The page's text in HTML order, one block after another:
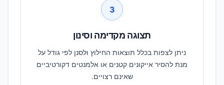
3
תצוגה מקדימה וסינון
ניתן לצפות בכלל תוצאות החילוץ ולסנן לפי גודל על
מנת להסיר אייקונים קטנים או אלמנטים דקורטיביים
שאינם רצויים.